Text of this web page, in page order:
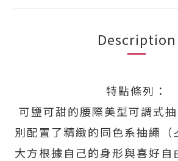
Description
特點條列：
可鹽可甜的腰際美型可調式
別配置了精緻的同色系抽繩（
大方根據自己的身形與喜好自